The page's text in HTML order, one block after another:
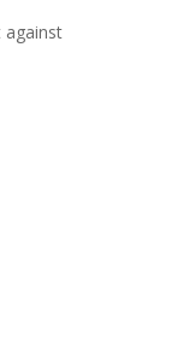
against